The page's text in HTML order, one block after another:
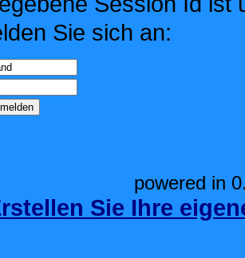
Sie sich an:
powered in
Sie Ihre